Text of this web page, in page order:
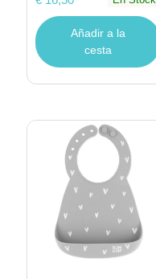
Añadir a la
cesta